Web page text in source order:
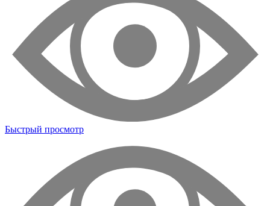
Быстрый просмотр